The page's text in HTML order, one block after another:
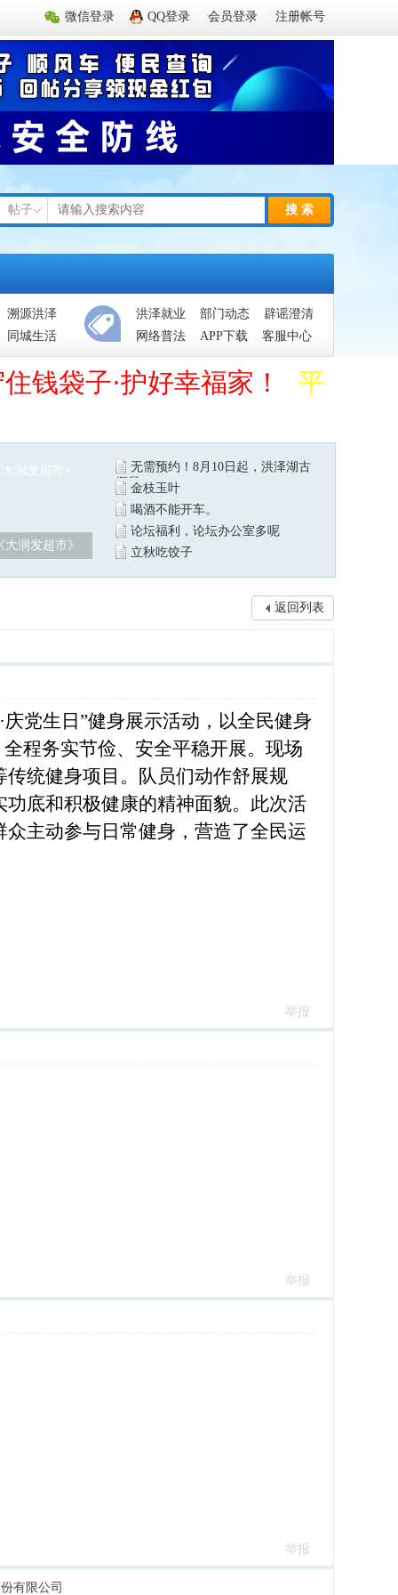
微信登录 QQ登录 会员登录 注册帐号
帖子 搜 索
溯源洪泽
同城生活
洪泽就业 部门动态
辟谣澄清
网络普法
APP下载 客服中心
钱袋子·护好幸福家！ 平台管
大润发超市》
无需预约！8月10日起，洪泽湖古
堰景金枝玉叶
喝酒不能开车。
论坛福利，论坛办公室多呢
立秋吃饺子
返回列表
党生日”健身展示活动，以全民健身
程务实节俭、安全平稳开展。现场
统健身项目。队员们动作舒展规
底和积极健康的精神面貌。此次活
主动参与日常健身 ，营造了全民运
举报
举报
举报
有限公司